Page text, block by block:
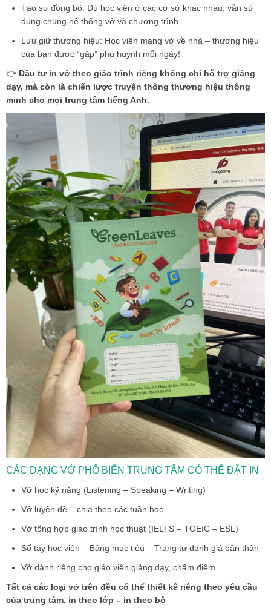
Tạo sự đồng bộ: Dù học viên ở các cơ sở khác nhau, vẫn sử
dụng chung hệ thống vở và chương trình.
Lưu giữ thương hiệu: Học viên mang vở về nhà – thương hiệu
của bạn được “gặp” phụ huynh mỗi ngày!
👉 Đầu tư in vở theo giáo trình riêng không chỉ hỗ trợ giảng
dạy, mà còn là chiến lược truyền thông thương hiệu thông
minh cho mọi trung tâm tiếng Anh.
CÁC DẠNG VỞ PHỔ BIẾN TRUNG TÂM CÓ THỂ ĐẶT IN
Vở học kỹ năng (Listening – Speaking – Writing)
Vở luyện đề – chia theo các tuần học
Vở tổng hợp giáo trình học thuật (IELTS – TOEIC – ESL)
Sổ tay học viên – Bảng mục tiêu – Trang tự đánh giá bản thân
Vở dành riêng cho giáo viên giảng dạy, chấm điểm
Tất cả các loại vở trên đều có thể thiết kế riêng theo yêu cầu
của trung tâm, in theo lớp – in theo bộ